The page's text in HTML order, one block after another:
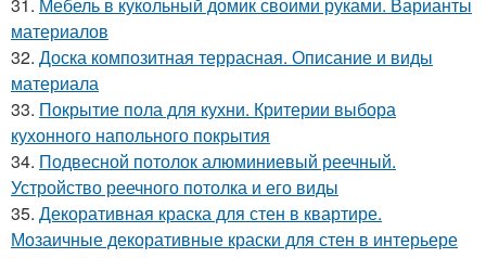
материалов
32. Доска композитная террасная. Описание и виды
материала
33. Покрытие пола для кухни. Критерии выбора
кухонного напольного покрытия
34. Подвесной потолок алюминиевый реечный.
Устройство реечного потолка и его виды
35. Декоративная краска для стен в квартире.
Мозаичные декоративные краски для стен в интерьере